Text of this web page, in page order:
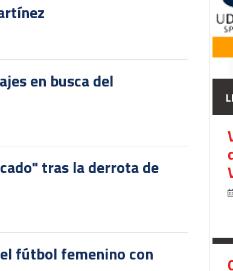
en busca del
tras la derrota de
fútbol femenino con